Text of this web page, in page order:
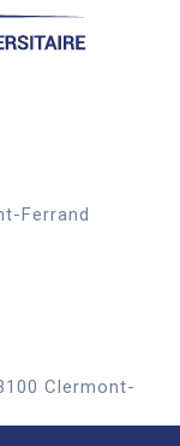
Ferrand
Clermont-